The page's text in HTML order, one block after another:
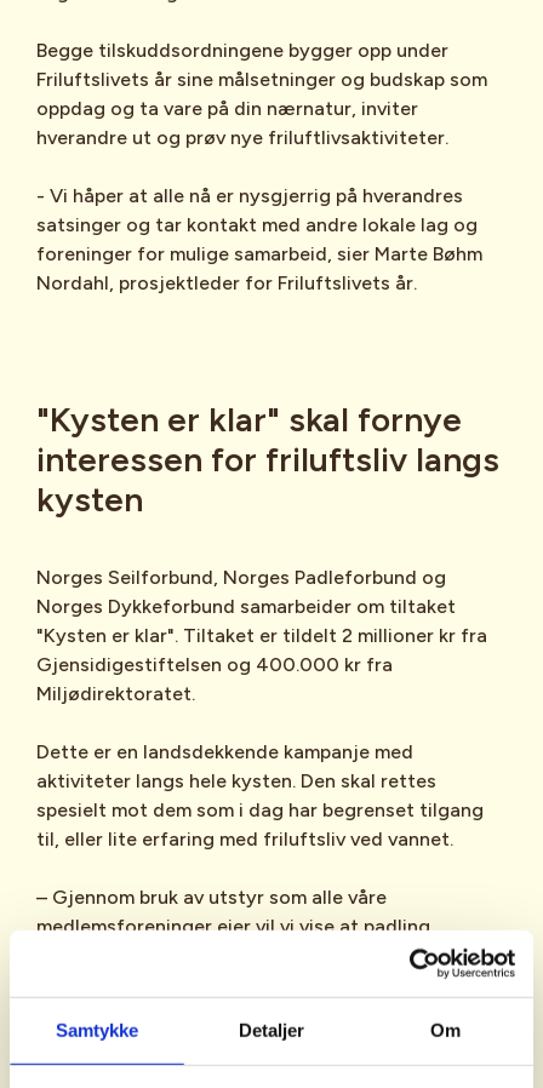
Samtykke Detaljer Om
Uke 39: Kongle for en dag
Uke 39: Hurdagene | HJEM 19. – 20.
september
Uke 39 - 43: Skog og folkehelse.
oktober www.verdensdagen.no/ og «Hele
Norge på tur» Norsk Friluftsliv
Uke 44-50: «Er du fake eller hel ved?»
Holdningskampanje i forbindelse med
Friluftslivets år
(frivillighetnorge.no)
Kurs for instruktører: Vi utdanner
frivillige turledere i DNTs Turboklubber
og Barnas Turlag, slik at de kan holde
humlevandringer lokalt.
lærerik turaktivitet hvor barn kan bli kjent
med naturen gjennom artsjakt.
Eget aktivitetshefte: Et naturdagbok-
inspirert hefte med rom for egne
Les mer om Humler på tur
(lahumlasuse.no)
Begge tilskuddsordningene bygger opp under
Friluftslivets år sine målsetninger og budskap som
oppdag og ta vare på din nærnatur, inviter
hverandre ut og prøv nye friluftlivsaktiviteter.
- Vi håper at alle nå er nysgjerrig på hverandres
satsinger og tar kontakt med andre lokale lag og
foreninger for mulige samarbeid, sier Marte Bøhm
Nordahl, prosjektleder for Friluftslivets år.
"Kysten er klar" skal fornye
interessen for friluftsliv langs
kysten
Norges Seilforbund, Norges Padleforbund og
Norges Dykkeforbund samarbeider om tiltaket
"Kysten er klar". Tiltaket er tildelt 2 millioner kr fra
Gjensidigestiftelsen og 400.000 kr fra
Miljødirektoratet.
Dette er en landsdekkende kampanje med
aktiviteter langs hele kysten. Den skal rettes
spesielt mot dem som i dag har begrenset tilgang
til, eller lite erfaring med friluftsliv ved vannet.
– Gjennom bruk av utstyr som alle våre
medlemsforeninger eier vil vi vise at padling,
dykking og seiling ikke er så vanskelig tilgjengelig
som mange tror. De fleste av oss bor i nærheten av
utøves i og ved sjøen, sier Per Christian Bordal,
leder i Norges Seilforbund.